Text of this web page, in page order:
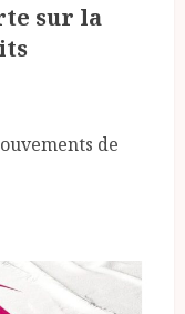
sur la
de